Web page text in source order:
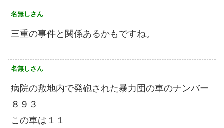
名無しさん
三重の事件と関係あるかもですね。
名無しさん
病院の敷地内で発砲された暴力団の車のナンバー
８９３
この車は１１